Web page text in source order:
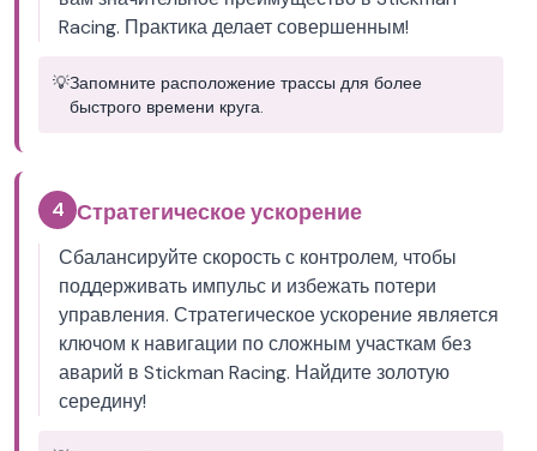
Racing. Практика делает совершенным!
💡Запомните расположение трассы для более
быстрого времени круга.
4 Стратегическое ускорение
Сбалансируйте скорость с контролем, чтобы
поддерживать импульс и избежать потери
управления. Стратегическое ускорение является
ключом к навигации по сложным участкам без
аварий в Stickman Racing. Найдите золотую
середину!